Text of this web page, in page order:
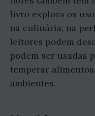
livro explora os
na culinária, na
leitores podem
podem ser usadas
temperar
ambientes.